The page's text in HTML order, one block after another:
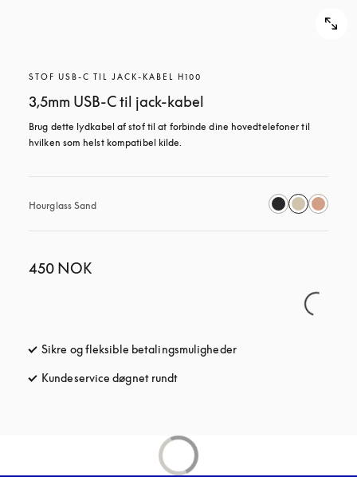
STOF USB-C TIL JACK-KABEL H100
3,5mm USB-C til jack-kabel
Brug dette lydkabel af stof til at forbinde dine hovedtelefoner til
hvilken som helst kompatibel kilde.
Hourglass Sand
450 NOK
Sikre og fleksible betalingsmulighederåbnes under en ny fane
Kundeservice døgnet rundt